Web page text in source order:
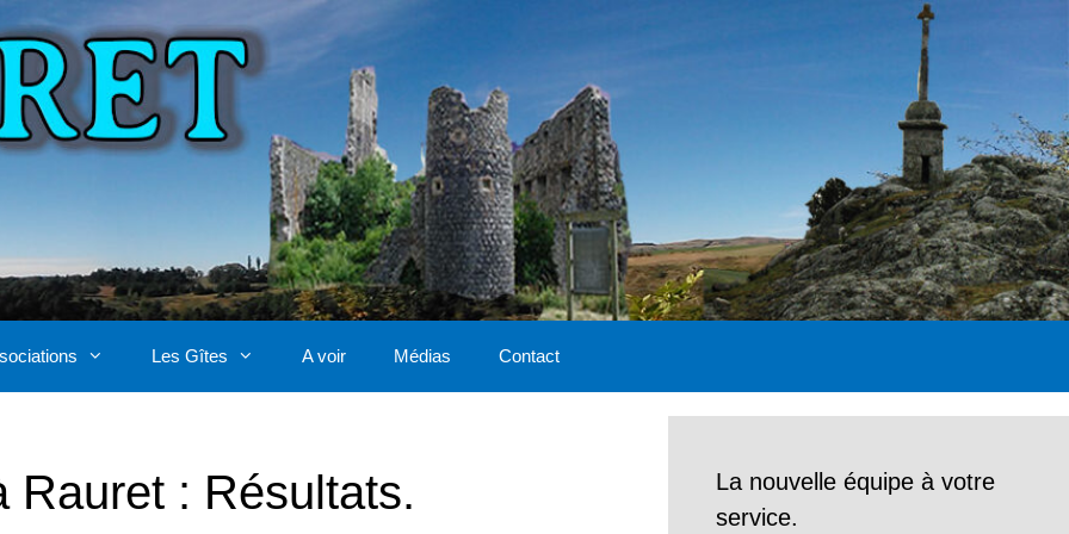
Les Gîtes A voir Médias Contact
Rauret : Résultats.
La nouvelle équipe à votre
service.